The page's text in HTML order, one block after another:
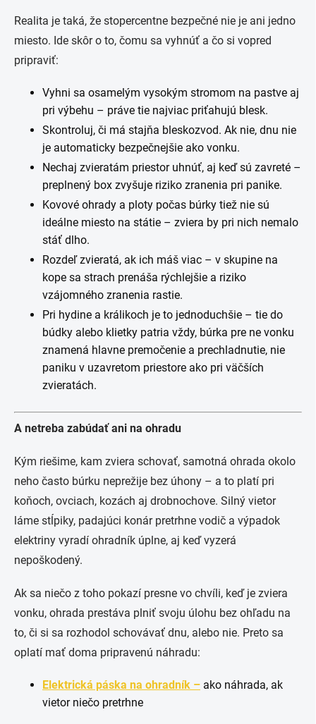
Realita je taká, že stopercentne bezpečné nie je ani jedno
miesto. Ide skôr o to, čomu sa vyhnúť a čo si vopred
pripraviť:
Vyhni sa osamelým vysokým stromom na pastve aj
pri výbehu – práve tie najviac priťahujú blesk.
Skontroluj, či má stajňa bleskozvod. Ak nie, dnu nie
je automaticky bezpečnejšie ako vonku.
Nechaj zvieratám priestor uhnúť, aj keď sú zavreté –
preplnený box zvyšuje riziko zranenia pri panike.
Kovové ohrady a ploty počas búrky tiež nie sú
ideálne miesto na státie – zviera by pri nich nemalo
stáť dlho.
Rozdeľ zvieratá, ak ich máš viac – v skupine na
kope sa strach prenáša rýchlejšie a riziko
vzájomného zranenia rastie.
Pri hydine a králikoch je to jednoduchšie – tie do
búdky alebo klietky patria vždy, búrka pre ne vonku
znamená hlavne premočenie a prechladnutie, nie
paniku v uzavretom priestore ako pri väčších
zvieratách.
A netreba zabúdať ani na ohradu
Kým riešime, kam zviera schovať, samotná ohrada okolo
neho často búrku neprežije bez úhony – a to platí pri
koňoch, ovciach, kozách aj drobnochove. Silný vietor
láme stĺpiky, padajúci konár pretrhne vodič a výpadok
elektriny vyradí ohradník úplne, aj keď vyzerá
nepoškodený.
Ak sa niečo z toho pokazí presne vo chvíli, keď je zviera
vonku, ohrada prestáva plniť svoju úlohu bez ohľadu na
to, či si sa rozhodol schovávať dnu, alebo nie. Preto sa
oplatí mať doma pripravenú náhradu:
Elektrická páska na ohradník – ako náhrada, ak
vietor niečo pretrhne